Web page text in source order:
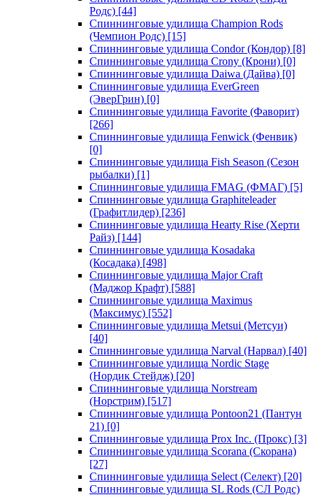
Родс) [44]
Спиннинговые удилища Champion Rods
(Чемпион Родс) [15]
Спиннинговые удилища Condor (Кондор) [8]
Спиннинговые удилища Crony (Крони) [0]
Спиннинговые удилища Daiwa (Дайва) [0]
Спиннинговые удилища EverGreen
(ЭверГрин) [0]
Спиннинговые удилища Favorite (Фаворит)
[266]
Спиннинговые удилища Fenwick (Фенвик)
[0]
Спиннинговые удилища Fish Season (Сезон
рыбалки) [1]
Спиннинговые удилища FMAG (ФМАГ) [5]
Спиннинговые удилища Graphiteleader
(Графитлидер) [236]
Спиннинговые удилища Hearty Rise (Херти
Райз) [144]
Спиннинговые удилища Kosadaka
(Косадака) [498]
Спиннинговые удилища Major Craft
(Маджор Крафт) [588]
Спиннинговые удилища Maximus
(Максимус) [552]
Спиннинговые удилища Metsui (Метсуи)
[40]
Спиннинговые удилища Narval (Нарвал) [40]
Спиннинговые удилища Nordic Stage
(Нордик Стейдж) [20]
Спиннинговые удилища Norstream
(Норстрим) [517]
Спиннинговые удилища Pontoon21 (Пантун
21) [0]
Спиннинговые удилища Prox Inc. (Прокс) [3]
Спиннинговые удилища Scorana (Скорана)
[27]
Спиннинговые удилища Select (Селект) [20]
Спиннинговые удилища SL Rods (СЛ Родс)